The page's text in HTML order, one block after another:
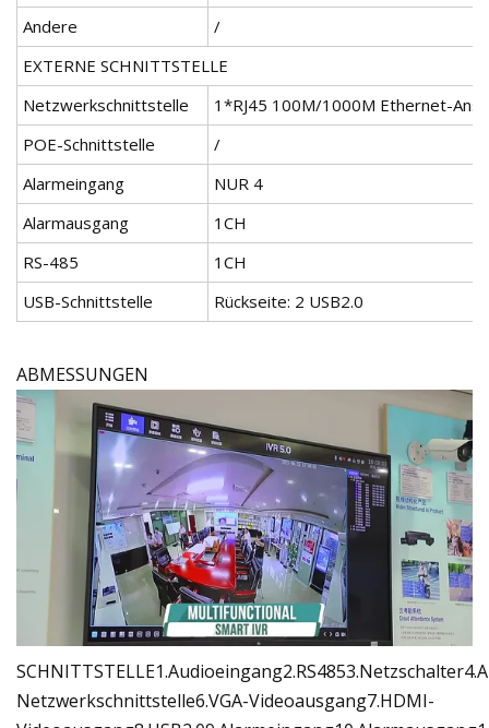
Andere
/
EXTERNE SCHNITTSTELLE
Netzwerkschnittstelle
1*RJ45 100M/1000M Ethernet-
POE-Schnittstelle
/
Alarmeingang
NUR 4
Alarmausgang
1CH
RS-485
1CH
USB-Schnittstelle
Rückseite: 2 USB2.0
ABMESSUNGEN
Netzwerkschnittstelle6.VGA-Videoausgang7.HDMI-